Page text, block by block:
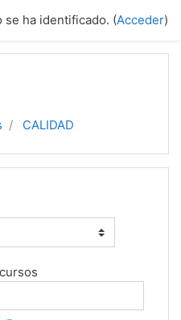
se ha identificado. (Acceder)
CALIDAD